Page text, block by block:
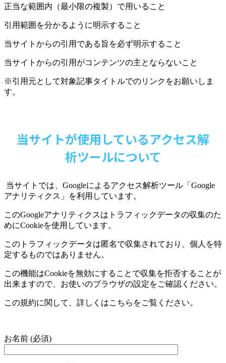
正当な範囲内（最小限の複製）で用いること
引用範囲を分かるように明示すること
当サイトからの引用である旨を必ず明示すること
当サイトからの引用がコンテンツの主とならないこと
※引用元として対象記事タイトルでのリンクをお願いしま
す。
当サイトが使用しているアクセス解
析ツールについて
当サイトでは、 Googleによるアクセス解析ツール「 Google
アナリティクス」を利用しています。
このGoogleアナリティクスはトラフィックデータの収集のた
めにCookieを使用しています。
このトラフィックデータは匿名で収集されており、個人を特
定するものではありません。
この機能はCookieを無効にすることで収集を拒否することが
出来ますので、お使いのブラウザの設定をご確認ください。
この規約に関して、詳しくはこちらをご覧ください。
お名前 (必須)